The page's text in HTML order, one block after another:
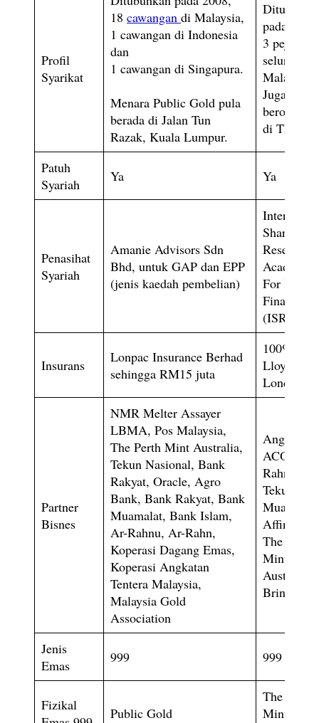
Profil
Syarikat
18 cawangan di Malaysia,
1 cawangan di Indonesia
dan
1 cawangan di Singapura.
Menara Public Gold pula
berada di Jalan Tun
Razak, Kuala Lumpur.
pada 2012,
3 pejabat
seluruh
Malaysia.
Juga
beroperasi
di
Patuh
Syariah
Ya Ya
Penasihat
Syariah
Amanie Advisors Sdn
Bhd, untuk GAP dan EPP
(jenis kaedah pembelian)
Shari’ah
Research
Academy
For
Finance
(ISRA)
Insurans
Lonpac Insurance Berhad
sehingga RM15 juta
100% oleh
Lloyds of
London
Partner
Bisnes
NMR Melter Assayer
LBMA, Pos Malaysia,
The Perth Mint Australia,
Tekun Nasional, Bank
Rakyat, Oracle, Agro
Bank, Bank Rakyat, Bank
Muamalat, Bank Islam,
Ar-Rahnu, Ar-Rahn,
Koperasi Dagang Emas,
Koperasi Angkatan
Tentera Malaysia,
Malaysia Gold
Association
Angkasa,
ACO, Ar-
Rahnu
Tekun,
Muamalat,
Affin
The Perth
Mint
Australia,
Brinks
Jenis
Emas
999 999
Fizikal
Public Gold
The Perth
Mint